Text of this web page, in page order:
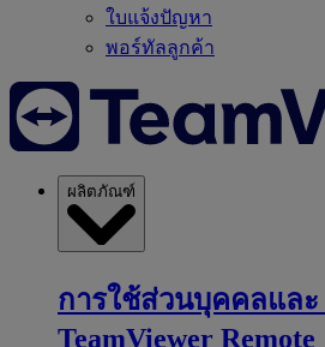
ใบแจ้งปัญหา
พอร์ทัลลูกค้า
ผลิตภัณฑ์
การใช้ส่วนบุคคลและ
TeamViewer Remote